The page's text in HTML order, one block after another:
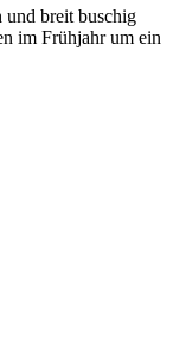
und breit buschig
im Frühjahr um ein